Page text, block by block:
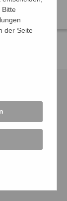
und
der Seite